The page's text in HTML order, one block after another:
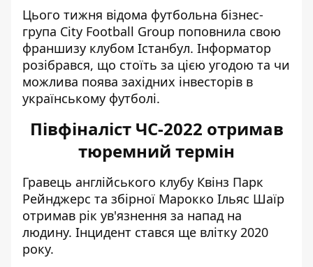
Цього тижня відома футбольна бізнес-
група City Football Group поповнила свою
франшизу клубом Істанбул. Інформатор
розібрався, що стоїть за цією угодою та чи
можлива поява західних інвесторів в
українському футболі.
Півфіналіст ЧС-2022 отримав
тюремний термін
Гравець англійського клубу Квінз Парк
Рейнджерс та збірної Марокко Ільяс Шаїр
отримав рік ув'язнення за напад на
людину. Інцидент стався ще влітку 2020
року.